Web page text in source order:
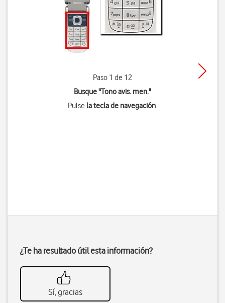
Paso 1 de 12
Busque "Tono avis. men."
Pulse la tecla de navegación.
¿Te ha resultado útil esta información?
Sí, gracias